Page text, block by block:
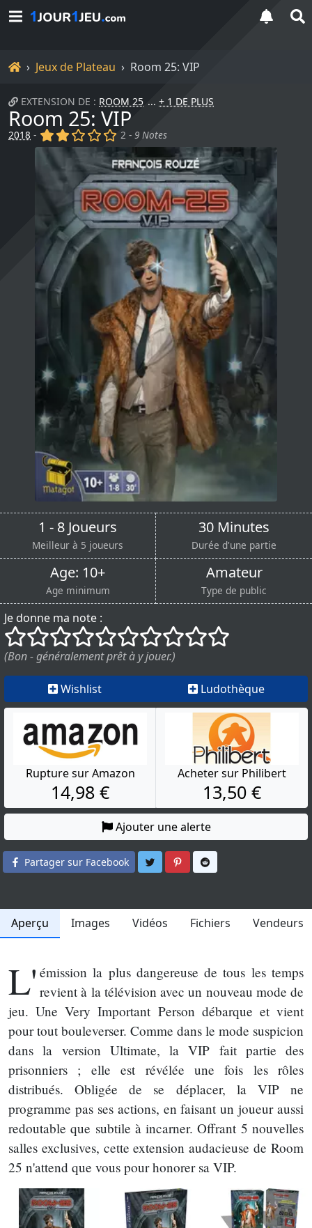
Accueil
Jeux de Plateau Room 25: VIP
EXTENSION DE : ROOM 25 + 1 DE PLUS
Room 25: VIP
2018 - (x) (x) () () ()
2 -9 Notes
1 - 8 Joueurs
Meilleur à 5 joueurs
30 Minutes
Durée d'une partie
Age: 10+
Age minimum
Amateur
Type de public
Je donne ma note :
()
() () () () () () () ()
()
(Bon - généralement prêt à y jouer.)
Wishlist Ludothèque
Rupture sur Amazon
14,98 €
Acheter sur Philibert
13,50 €
Ajouter une alerte
Partager sur Facebook Partager sur Twitter
Partager sur Pinterest
Aperçu Images Vidéos Fichiers Vendeurs
L' émission la plus dangereuse de tous les temps
revient à la télévision avec un nouveau mode de
jeu. Une Very Important Person débarque et vient
pour tout bouleverser. Comme dans le mode suspicion
dans la version Ultimate, la VIP fait partie des
prisonniers ; elle est révélée une fois les rôles
distribués. Obligée de se déplacer, la VIP ne
programme pas ses actions, en faisant un joueur aussi
redoutable que subtile à incarner. Offrant 5 nouvelles
salles exclusives, cette extension audacieuse de Room
25 n'attend que vous pour honorer sa VIP.